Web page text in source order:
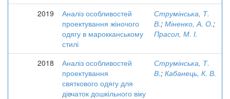
2019
Аналіз особливостей
проектування жіночого
одягу в марокканському
стилі
Струмінська, Т.
В.; Міненко, А. О.;
Прасол, М. І.
2018
Аналіз особливостей
проектування
святкового одягу для
дівчаток дошкільного віку
Струмінська, Т.
В.; Кабанець, К. В.